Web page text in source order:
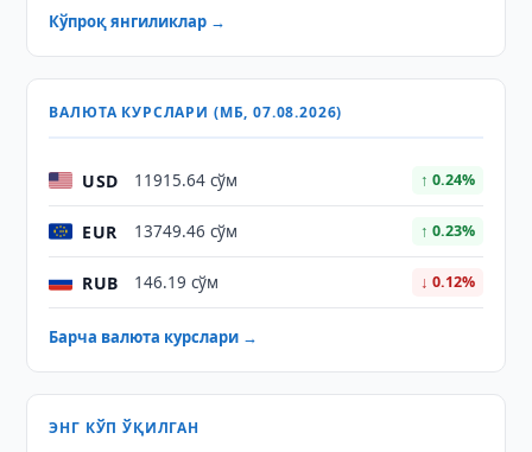
Кўпроқ янгиликлар →
ВАЛЮТА КУРСЛАРИ (МБ, 07.08.2026)
USD 11915.64 сўм ↑ 0.24%
EUR 13749.46 сўм ↑ 0.23%
RUB 146.19 сўм ↓ 0.12%
Барча валюта курслари →
ЭНГ КЎП ЎҚИЛГАН